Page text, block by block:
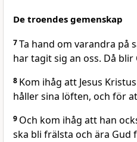
De troendes gemenskap
7Ta hand om varandra på
har tagit sig an oss. Då blir
8 Kom ihåg att Jesus
håller sina löften, och för
9 Och kom ihåg att han
ska bli frälsta och ära